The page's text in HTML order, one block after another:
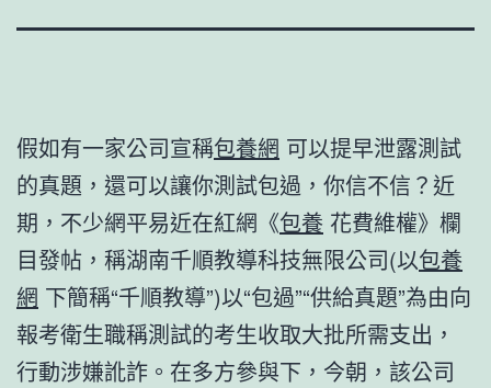
假如有一家公司宣稱包養網 可以提早泄露測試
的真題，還可以讓你測試包過，你信不信？近
期，不少網平易近在紅網《包養 花費維權》欄
目發帖，稱湖南千順教導科技無限公司(以包養
網 下簡稱“千順教導”)以“包過”“供給真題”為由向
報考衛生職稱測試的考生收取大批所需支出，
行動涉嫌訛詐。在多方參與下，今朝，該公司